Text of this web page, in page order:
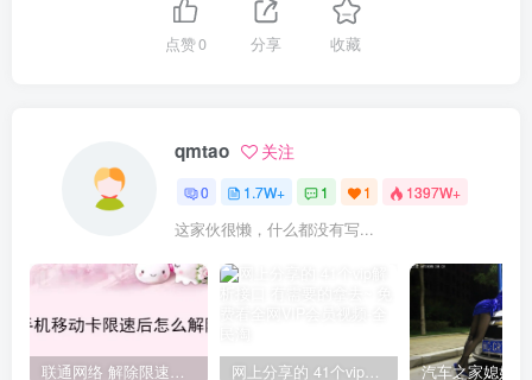
点赞0 分享 收藏
qmtao 关注
0 1.7W+ 1 1 1397W+
这家伙很懒，什么都没有写...
联通网络 解除限速方法参考！畅享、畅玩、老白干等及其它地区自测了 网上分享的 41个vip解析接口 有需要的拿去~ 免费看全网VIP会员视频